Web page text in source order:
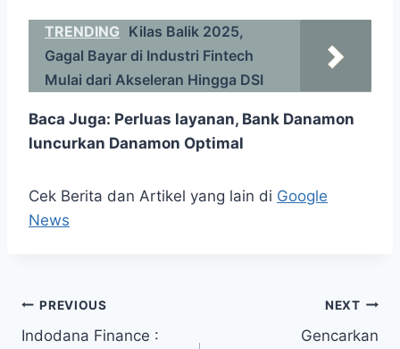
TRENDING Kilas Balik 2025,
Gagal Bayar di Industri Fintech
Mulai dari Akseleran Hingga DSI
Baca Juga: Perluas layanan, Bank Danamon
luncurkan Danamon Optimal
Cek Berita dan Artikel yang lain di Google
News
Post
PREVIOUS
Indodana Finance :
NEXT
Gencarkan